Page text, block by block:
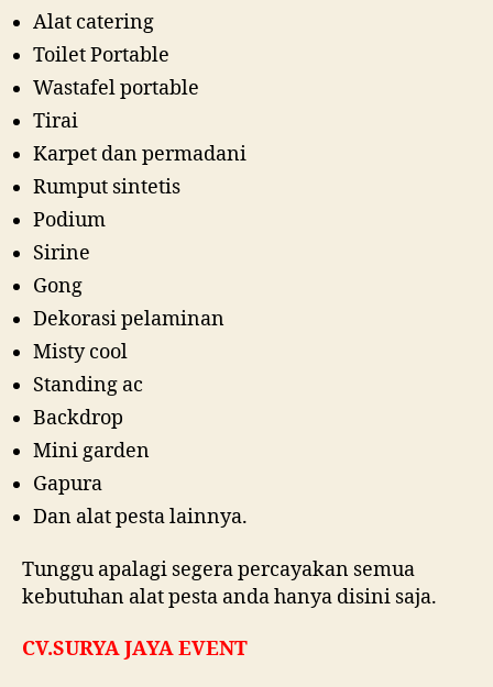
Alat catering
Toilet Portable
Wastafel portable
Tirai
Karpet dan permadani
Rumput sintetis
Podium
Sirine
Gong
Dekorasi pelaminan
Misty cool
Standing ac
Backdrop
Mini garden
Gapura
Dan alat pesta lainnya.
Tunggu apalagi segera percayakan semua
kebutuhan alat pesta anda hanya disini saja.
CV.SURYA JAYA EVENT